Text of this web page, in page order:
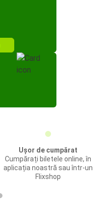
Ușor de cumpărat
Cumpărați biletele online, în
aplicația noastră sau într-un
Flixshop